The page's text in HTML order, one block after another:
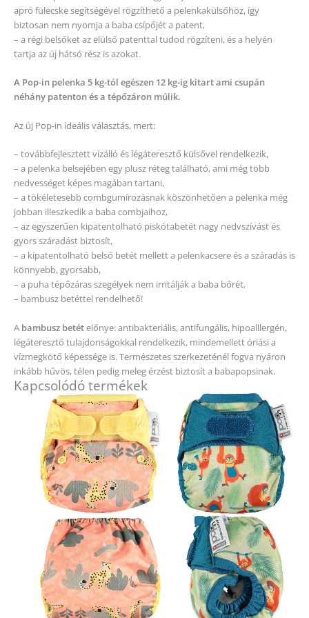
apró fülecske segítségével rögzíthető a pelenkakülsőhöz, így
biztosan nem nyomja a baba csípőjét a patent,
– a régi belsőket az elülső patenttal tudod rögzíteni, és a helyén
tartja az új hátsó rész is azokat.
A Pop-in pelenka 5 kg-tól egészen 12 kg-ig kitart ami csupán
néhány patenton és a tépőzáron múlik.
Az új Pop-in ideális választás, mert:
– továbbfejlesztett vízálló és légáteresztő külsővel rendelkezik,
– a pelenka belsejében egy plusz réteg található, ami még több
nedvességet képes magában tartani,
– a tökéletesebb combgumírozásnak köszönhetően a pelenka még
jobban illeszkedik a baba combjaihoz,
– az egyszerűen kipatentolható piskótabetét nagy nedvszívást és
gyors száradást biztosít,
– a kipatentolható belső betét mellett a pelenkacsere és a száradás is
könnyebb, gyorsabb,
– a puha tépőzáras szegélyek nem irritálják a baba bőrét,
– bambusz betéttel rendelhető!
A bambusz betételőnye: antibakteriális, antifungális, hipoalllergén,
légáteresztő tulajdonságokkal rendelkezik, mindemellett óriási a
vízmegkötő képessége is. Természetes szerkezeténél fogva nyáron
inkább hűvös, télen pedig meleg érzést biztosít a babapopsinak.
Kapcsolódó termékek